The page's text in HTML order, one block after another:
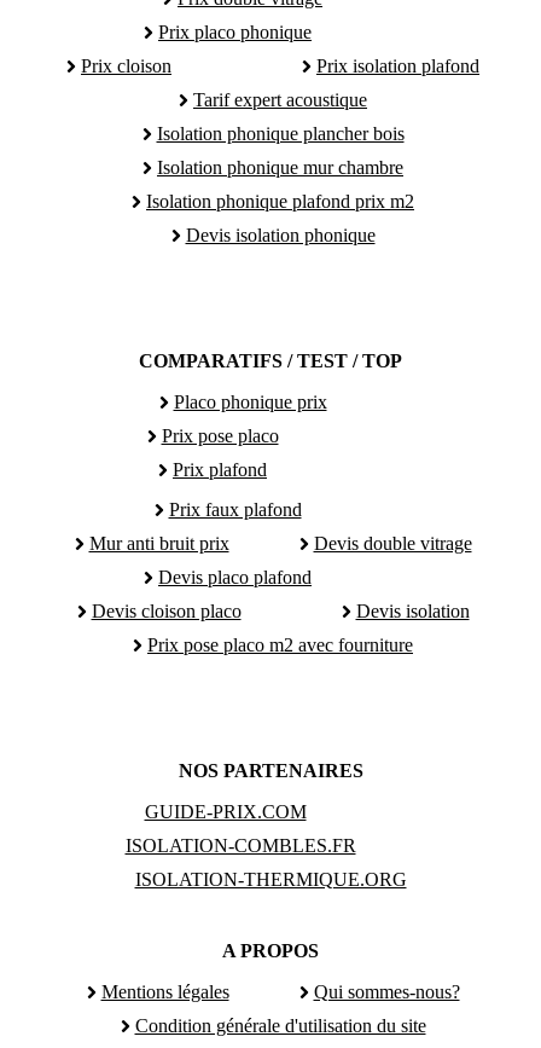
Prix placo phonique
Prix cloison
Prix isolation plafond
Tarif expert acoustique
Isolation phonique plancher bois
Isolation phonique mur chambre
Isolation phonique plafond prix m2
Devis isolation phonique
COMPARATIFS / TEST / TOP
Placo phonique prix
Prix pose placo
Prix plafond
Prix faux plafond
Mur anti bruit prix
Devis double vitrage
Devis placo plafond
Devis cloison placo
Devis isolation
Prix pose placo m2 avec fourniture
NOS PARTENAIRES
GUIDE-PRIX.COM
ISOLATION-COMBLES.FR
ISOLATION-THERMIQUE.ORG
A PROPOS
Mentions légales
Qui sommes-nous?
Condition générale d'utilisation du site